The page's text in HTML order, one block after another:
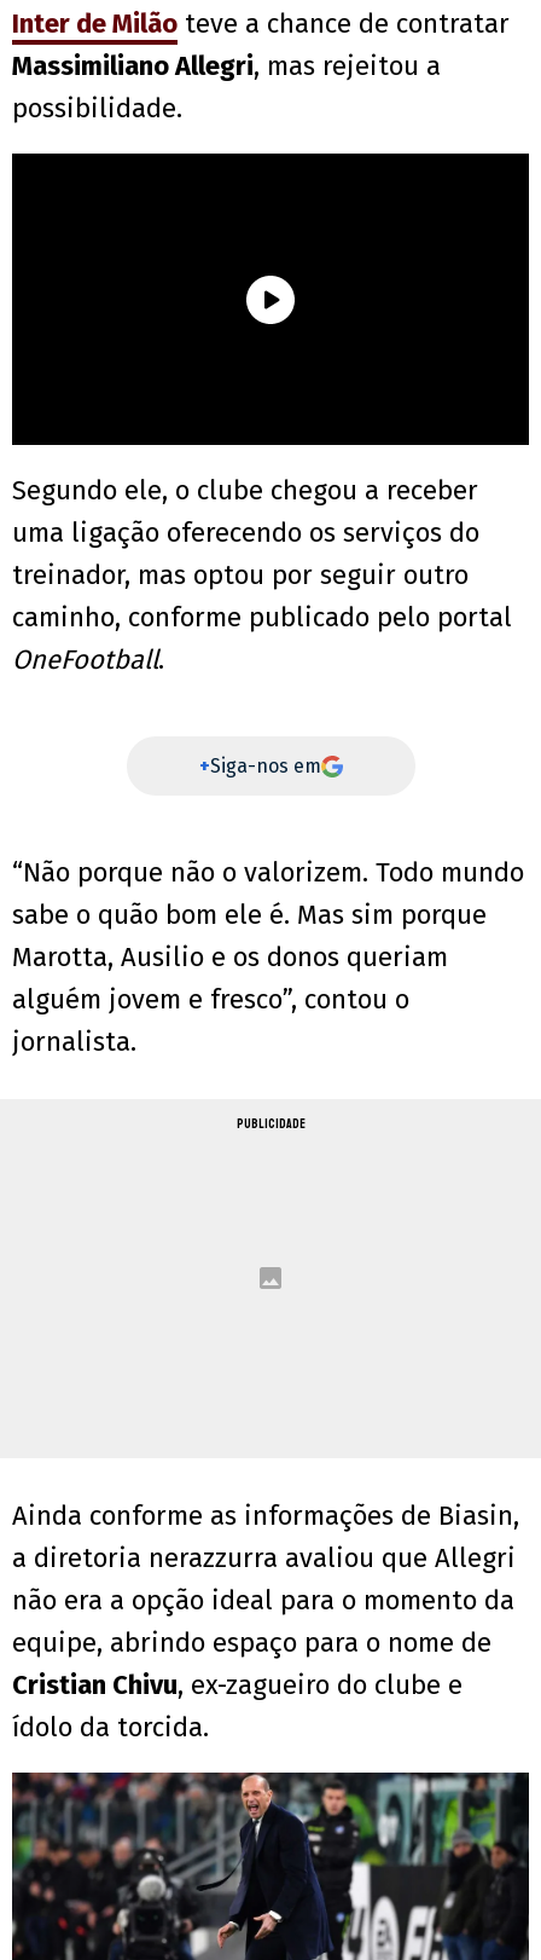
Inter de Milão teve a chance de contratar
Massimiliano Allegri, mas rejeitou a
possibilidade.
Segundo ele, o clube chegou a receber
uma ligação oferecendo os serviços do
treinador, mas optou por seguir outro
caminho, conforme publicado pelo portal
OneFootball.
+Siga-nos em
“Não porque não o valorizem. Todo mundo
sabe o quão bom ele é. Mas sim porque
Marotta, Ausilio e os donos queriam
alguém jovem e fresco”, contou o
jornalista.
PUBLICIDADE
Ainda conforme as informações de Biasin,
a diretoria nerazzurra avaliou que Allegri
não era a opção ideal para o momento da
equipe, abrindo espaço para o nome de
Cristian Chivu, ex-zagueiro do clube e
ídolo da torcida.